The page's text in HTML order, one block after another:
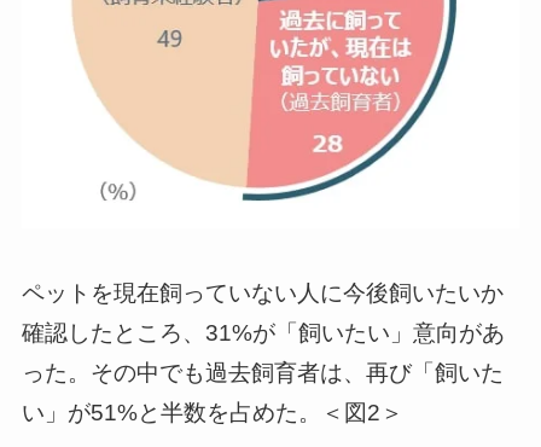
ペットを現在飼っていない人に今後飼いたいか
確認したところ、31%が「飼いたい」意向があ
った。その中でも過去飼育者は、再び「飼いた
い」が51%と半数を占めた。＜図2＞